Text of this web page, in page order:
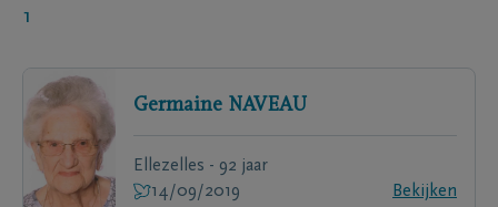
1
Germaine NAVEAU
Ellezelles - 92 jaar
14/09/2019
Bekijken